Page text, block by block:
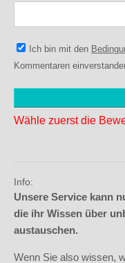
Ich bin mit den
Kommentaren
Wähle zuerst die
Info:
Unsere Service kann
die ihr Wissen über
austauschen.
Wenn Sie also wissen,